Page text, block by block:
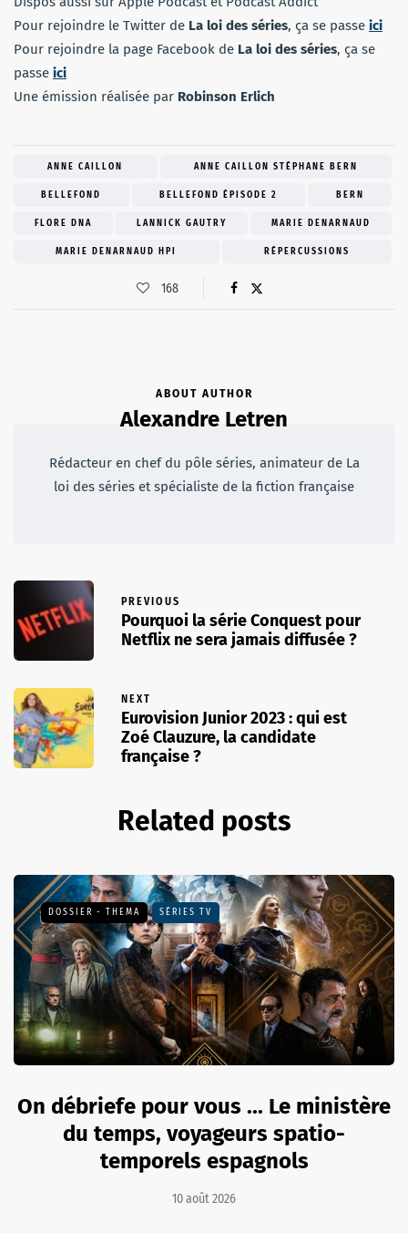
Pour rejoindre le Twitter de La loi des séries, ça se passe ici
Pour rejoindre la page Facebook de La loi des séries, ça se
passe ici
Une émission réalisée par Robinson Erlich
ANNE CAILLON ANNE CAILLON STÉPHANE BERN
BELLEFOND BELLEFOND ÉPISODE 2 BERN
FLORE DNA LANNICK GAUTRY MARIE DENARNAUD
MARIE DENARNAUD HPI RÉPERCUSSIONS
168
ABOUT AUTHOR
Alexandre Letren
Rédacteur en chef du pôle séries, animateur de La
loi des séries et spécialiste de la fiction française
PREVIOUS
Pourquoi la série Conquest pour
Netflix ne sera jamais diffusée ?
NEXT
Eurovision Junior 2023 : qui est
Zoé Clauzure, la candidate
française ?
Related posts
DOSSIER - THEMA SÉRIES TV
On débriefe pour vous ... Le ministère
du temps, voyageurs spatio-
temporels espagnols
10 août 2026